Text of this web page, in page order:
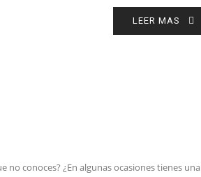
LEER MAS
conoces? ¿En algunas ocasiones tienes una